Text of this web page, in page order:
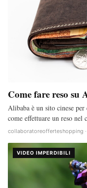
Come fare reso su
Alibaba è un sito cinese
come effettuare un reso
collaboratoreofferteshopping
VIDEO IMPERDIBILI